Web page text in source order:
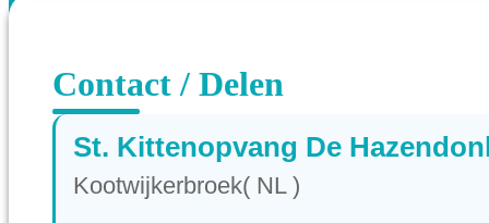
Contact / Delen
St. Kittenopvang De
Kootwijkerbroek( NL )